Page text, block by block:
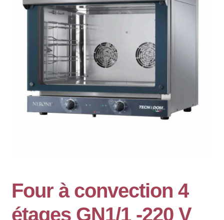
Four à convection 4
étages GN1/1 -220 V